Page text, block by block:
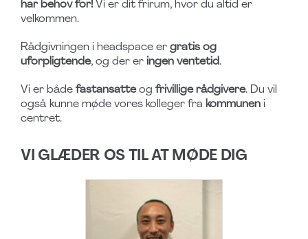
har behov for!Vi er dit frirum, hvor du altid er
velkommen.
Rådgivningen i headspace er gratis og
uforpligtende, og der eringen ventetid.
Vi er bådefastansatteog frivillige rådgivere. Du vil
også kunne møde vores kolleger fra kommuneni
centret.
VI GLÆDER OS TIL AT MØDE DIG